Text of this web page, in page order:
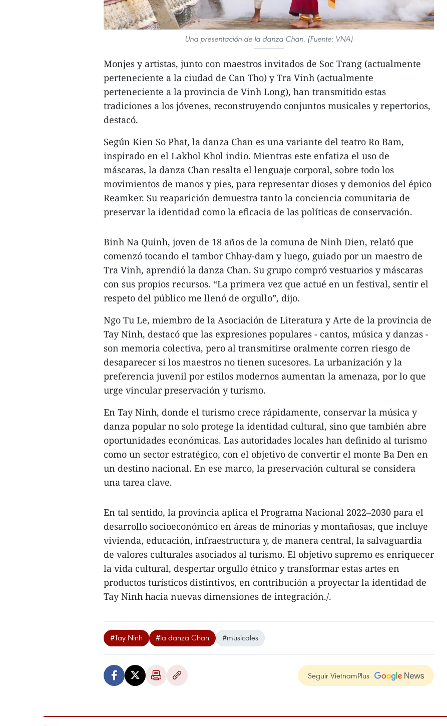
Una presentación de la danza Chan. (Fuente: VNA)
Monjes y artistas, junto con maestros invitados de Soc Trang (actualmente
perteneciente a la ciudad de Can Tho) y Tra Vinh (actualmente
perteneciente a la provincia de Vinh Long), han transmitido estas
tradiciones a los jóvenes, reconstruyendo conjuntos musicales y repertorios,
destacó.
Según Kien So Phat, la danza Chan es una variante del teatro Ro Bam,
inspirado en el Lakhol Khol indio. Mientras este enfatiza el uso de
máscaras, la danza Chan resalta el lenguaje corporal, sobre todo los
movimientos de manos y pies, para representar dioses y demonios del épico
Reamker. Su reaparición demuestra tanto la conciencia comunitaria de
preservar la identidad como la eficacia de las políticas de conservación.
Binh Na Quinh, joven de 18 años de la comuna de Ninh Dien, relató que
comenzó tocando el tambor Chhay-dam y luego, guiado por un maestro de
Tra Vinh, aprendió la danza Chan. Su grupo compró vestuarios y máscaras
con sus propios recursos. “La primera vez que actué en un festival, sentir el
respeto del público me llenó de orgullo”, dijo.
Ngo Tu Le, miembro de la Asociación de Literatura y Arte de la provincia de
Tay Ninh, destacó que las expresiones populares - cantos, música y danzas -
son memoria colectiva, pero al transmitirse oralmente corren riesgo de
desaparecer si los maestros no tienen sucesores. La urbanización y la
preferencia juvenil por estilos modernos aumentan la amenaza, por lo que
urge vincular preservación y turismo.
En Tay Ninh, donde el turismo crece rápidamente, conservar la música y
danza popular no solo protege la identidad cultural, sino que también abre
oportunidades económicas. Las autoridades locales han definido al turismo
como un sector estratégico, con el objetivo de convertir el monte Ba Den en
un destino nacional. En ese marco, la preservación cultural se considera
una tarea clave.
En tal sentido, la provincia aplica el Programa Nacional 2022–2030 para el
desarrollo socioeconómico en áreas de minorías y montañosas, que incluye
vivienda, educación, infraestructura y, de manera central, la salvaguardia
de valores culturales asociados al turismo. El objetivo supremo es enriquecer
la vida cultural, despertar orgullo étnico y transformar estas artes en
productos turísticos distintivos, en contribución a proyectar la identidad de
Tay Ninh hacia nuevas dimensiones de integración./.
#Tay Ninh #la danza Chan #musicales
Seguir VietnamPlus